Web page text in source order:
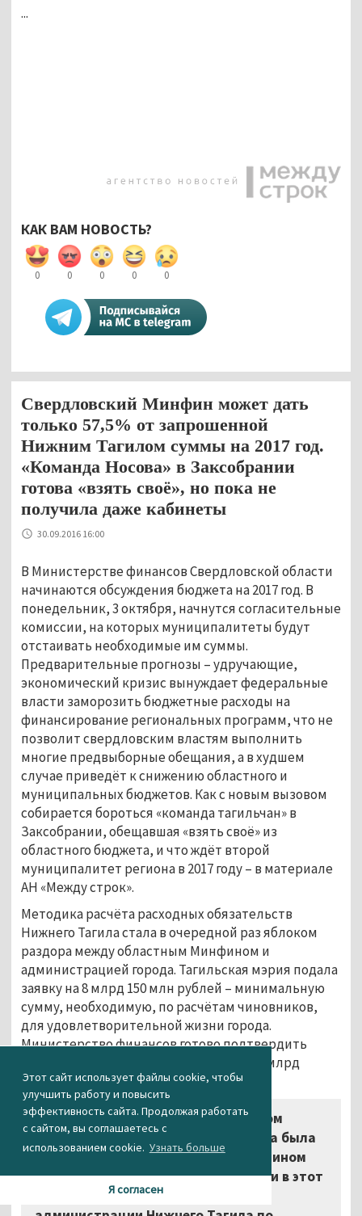
Этот сайт использует файлы cookie, чтобы
улучшить работу и повысить
эффективность сайта. Продолжая работать
с сайтом, вы соглашаетесь с
использованием cookie. Узнать больше
Я согласен
...
КАК ВАМ НОВОСТЬ?
0 0 0 0 0
Свердловский Минфин может дать
только 57,5% от запрошенной
Нижним Тагилом суммы на 2017 год.
«Команда Носова» в Заксобрании
готова «взять своё», но пока не
получила даже кабинеты
30.09.2016 16:00
В Министерстве финансов Свердловской области
начинаются обсуждения бюджета на 2017 год. В
понедельник, 3 октября, начнутся согласительные
комиссии, на которых муниципалитеты будут
отстаивать необходимые им суммы.
Предварительные прогнозы – удручающие,
экономический кризис вынуждает федеральные
власти заморозить бюджетные расходы на
финансирование региональных программ, что не
позволит свердловским властям выполнить
многие предвыборные обещания, а в худшем
случае приведёт к снижению областного и
муниципальных бюджетов. Как с новым вызовом
собирается бороться «команда тагильчан» в
Заксобрании, обещавшая «взять своё» из
областного бюджета, и что ждёт второй
муниципалитет региона в 2017 году – в материале
АН «Между строк».
Методика расчёта расходных обязательств
Нижнего Тагила стала в очередной раз яблоком
раздора между областным Минфином и
администрацией города. Тагильская мэрия подала
заявку на 8 млрд 150 млн рублей – минимальную
сумму, необходимую, по расчётам чиновников,
для удовлетворительной жизни города.
Министерство финансов готово подтвердить
финансирование только 57,5%, или 4,7 млрд
рублей.
«Используемая Министерством
финансов методика расчёта всегда была
камнем преткновения между Минфином
и Нижним Тагилом. Будем спорить и в этот
раз», – заявила Ura.ru замглавы